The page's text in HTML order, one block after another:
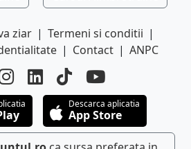
ziar | Termeni si conditii |
| Contact | ANPC
Descarca aplicatia
App Store